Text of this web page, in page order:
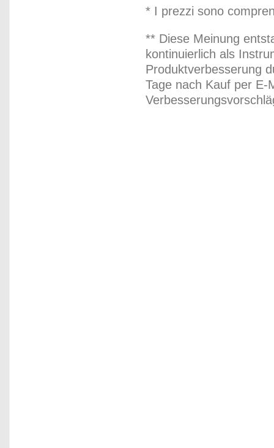
* I prezzi sono
** Diese Meinung
kontinuierlich als
Produktverbesserung
Tage nach Kauf per E-